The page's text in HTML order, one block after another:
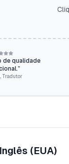
de qualidade
”
Tradutor
Inglês (EUA)